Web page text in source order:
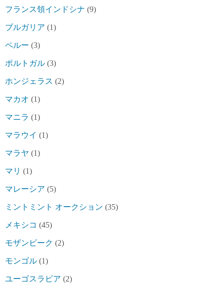
フランス領インドシナ (9)
ブルガリア (1)
ペルー (3)
ポルトガル (3)
ホンジェラス (2)
マカオ (1)
マニラ (1)
マラウイ (1)
マラヤ (1)
マリ (1)
マレーシア (5)
ミントミント オークション (35)
メキシコ (45)
モザンビーク (2)
モンゴル (1)
ユーゴスラビア (2)